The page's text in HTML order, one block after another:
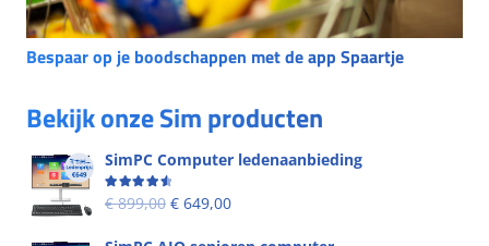
Bespaar op je boodschappen met de app Spaartje
Bekijk onze Sim producten
SimPC Computer ledenaanbieding
Beoordeling 4.60uit 5
€899,00 € 649,00